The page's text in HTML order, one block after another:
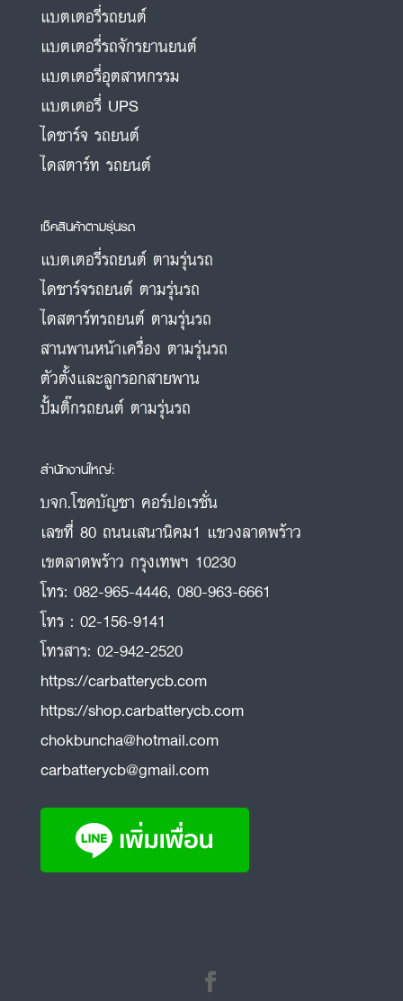
แบตเตอรี่รถยนต์
แบตเตอรี่รถจักรยานยนต์
แบตเตอรี่อุตสาหกรรม
แบตเตอรี่ UPS
ไดชาร์จ รถยนต์
ไดสตาร์ท รถยนต์
เช็คสินค้าตามรุ่นรถ
แบตเตอรี่รถยนต์ ตามรุ่นรถ
ไดชาร์จรถยนต์ ตามรุ่นรถ
ไดสตาร์ทรถยนต์ ตามรุ่นรถ
สานพานหน้าเครื่อง ตามรุ่นรถ
ตัวตั้งและลูกรอกสายพาน
ปั้มติ๊กรถยนต์ ตามรุ่นรถ
สำนักงานใหญ่:
บจก.โชคบัญชา คอร์ปอเรชั่น
เลขที่ 80 ถนนเสนานิคม1 แขวงลาดพร้าว
เขตลาดพร้าว กรุงเทพฯ 10230
โทร: 082-965-4446, 080-963-6661
โทร : 02-156-9141
โทรสาร: 02-942-2520
https://carbatterycb.com
https://shop.carbatterycb.com
chokbuncha@hotmail.com
carbatterycb@gmail.com